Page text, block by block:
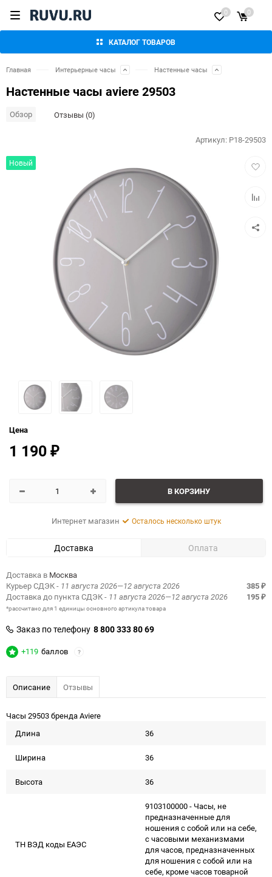
КАТАЛОГ ТОВАРОВ
0 0
Главная Интерьерные часы Настенные часы
Настенные часы aviere 29503
Обзор Отзывы (0)
Новый
Артикул: P18-29503
Цена
1 190 ₽
В КОРЗИНУ
Интернет магазин Осталось несколько штук
Доставка Оплата
Доставка в Москва
Курьер СДЭК- 11 августа 2026—12 августа 2026 385 ₽
Доставка до пункта СДЭК- 11 августа 2026—12 августа 2026 195 ₽
*рассчитано для 1 единицы основного артикула товара
Заказ по телефону 8 800 333 80 69
+119 баллов ?
Описание Отзывы
Часы 29503 бренда Aviere
Длина
36
Ширина 36
Высота 36
ТН ВЭД коды ЕАЭС
9103100000 - Часы, не
предназначенные для
ношения с собой или на себе,
с часовыми механизмами
для часов, предназначенных
для ношения с собой или на
себе, кроме часов товарной